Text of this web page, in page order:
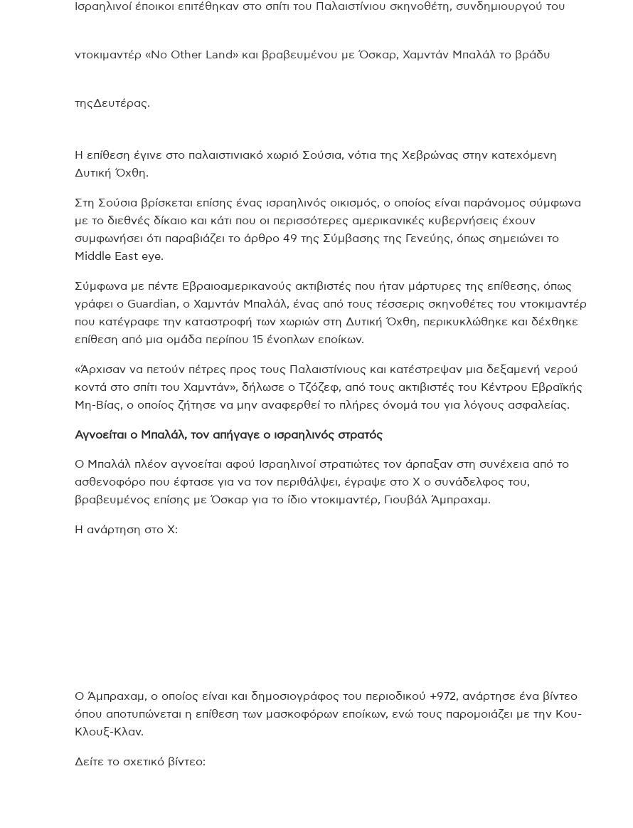
Ισραηλινοί έποικοι επιτέθηκαν στο σπίτι του Παλαιστίνιου σκηνοθέτη, συνδημιουργού του
ντοκιμαντέρ «No Other Land» και βραβευμένου με Όσκαρ, Χαμντάν Μπαλάλ το βράδυ
τηςΔευτέρας.
Η επίθεση έγινε στο παλαιστινιακό χωριό Σούσια, νότια της Χεβρώνας στην κατεχόμενη
Δυτική Όχθη.
Στη Σούσια βρίσκεται επίσης ένας ισραηλινός οικισμός, ο οποίος είναι παράνομος σύμφωνα
με το διεθνές δίκαιο και κάτι που οι περισσότερες αμερικανικές κυβερνήσεις έχουν
συμφωνήσει ότι παραβιάζει το άρθρο 49 της Σύμβασης της Γενεύης, όπως σημειώνει το
Middle East eye.
Σύμφωνα με πέντε Εβραιοαμερικανούς ακτιβιστές που ήταν μάρτυρες της επίθεσης, όπως
γράφει ο Guardian, ο Χαμντάν Μπαλάλ, ένας από τους τέσσερις σκηνοθέτες του ντοκιμαντέρ
που κατέγραφε την καταστροφή των χωριών στη Δυτική Όχθη, περικυκλώθηκε και δέχθηκε
επίθεση από μια ομάδα περίπου 15 ένοπλων εποίκων.
«Άρχισαν να πετούν πέτρες προς τους Παλαιστίνιους και κατέστρεψαν μια δεξαμενή νερού
κοντά στο σπίτι του Χαμντάν», δήλωσε ο Τζόζεφ, από τους ακτιβιστές του Κέντρου Εβραϊκής
Μη-Βίας, ο οποίος ζήτησε να μην αναφερθεί το πλήρες όνομά του για λόγους ασφαλείας.
Αγνοείται ο Μπαλάλ, τον απήγαγε ο ισραηλινός στρατός
Ο Μπαλάλ πλέον αγνοείται αφού Ισραηλινοί στρατιώτες τον άρπαξαν στη συνέχεια από το
ασθενοφόρο που έφτασε για να τον περιθάλψει, έγραψε στο X ο συνάδελφος του,
βραβευμένος επίσης με Όσκαρ για το ίδιο ντοκιμαντέρ, Γιουβάλ Άμπραχαμ.
Η ανάρτηση στο Χ:
Ο Άμπραχαμ, ο οποίος είναι και δημοσιογράφος του περιοδικού +972, ανάρτησε ένα βίντεο
όπου αποτυπώνεται η επίθεση των μασκοφόρων εποίκων, ενώ τους παρομοιάζει με την Κου-
Κλουξ-Κλαν.
Δείτε το σχετικό βίντεο: